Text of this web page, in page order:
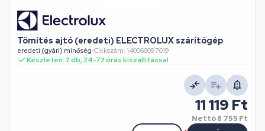
Tömítés ajtó (eredeti) ELECTROLUX szárítógép
eredeti (gyári) minőség•Cikkszám: 140066097019
Készleten: 2 db, 24-72 órás kiszállítással
11 119 Ft
Nettó8 755 Ft